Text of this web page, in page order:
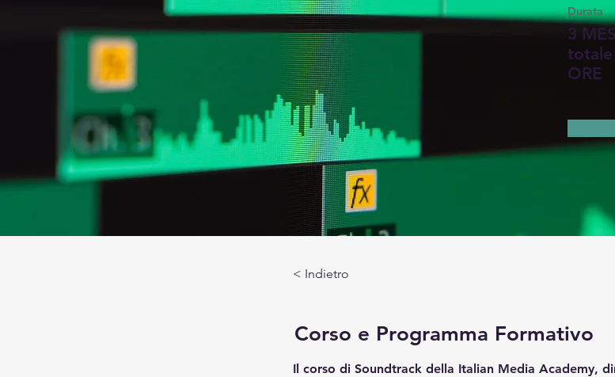
Durata
3
ORE
< Indietro
Corso e Programma Formativo
Il corso di Soundtrack della Italian Media Academy,